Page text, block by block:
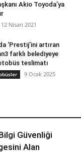
Akio Toyoda’ya
12 Nisan 2021
‘Prestij’ini artıran
farklı belediyeye
teslimatı
9 Ocak 2025
Güvenliği
Alan